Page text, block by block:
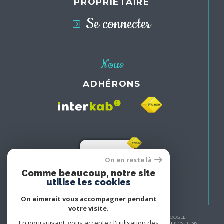
Se connecter
Nous
ADHÉRONS
© 2026 | TOUS DROITS RÉSERVÉS | TRADUCTION POWERED BY GOOGLE |
On en reste là
Comme beaucoup, notre site
utilise les cookies
On aimerait vous accompagner pendant
votre visite.